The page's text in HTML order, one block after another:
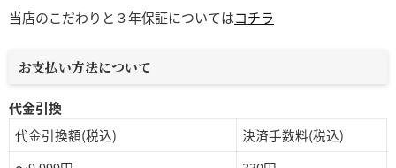
当店のこだわりと３年保証についてはコチラ
お支払い方法について
代金引換
代金引換額(税込)
決済手数料(税込)